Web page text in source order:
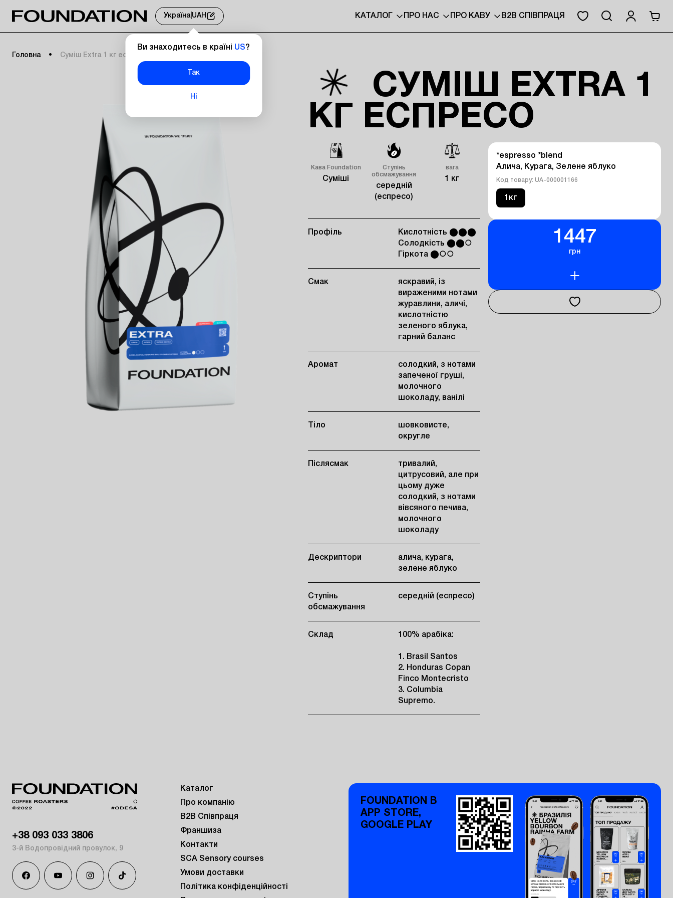
Україна| UAH
Ви знаходитесь в країні US?
Так
Ні
КАТАЛОГ ПРО НАС ПРО КАВУ B2B СПІВПРАЦЯ
Головна Суміш Extra 1 кг еспресо
СУМІШ EXTRA 1
КГ ЕСПРЕСО
*espresso *blend
Алича, Курага, Зелене яблуко
Код товару: UA-000001166
1кг
1447
грн
Кава Foundation
Суміші
Ступінь
обсмажування
середній
(еспресо)
вага
1 кг
Профіль
Кислотність ⬤⬤⬤
Солодкість ⬤⬤○
Гіркота ⬤○○
Смак
яскравий, із
вираженими нотами
журавлини, аличі,
кислотністю
зеленого яблука,
гарний баланс
Аромат
солодкий, з нотами
запеченої груші,
молочного
шоколаду, ванілі
Тіло
шовковисте,
округле
Післясмак
тривалий,
цитрусовий, але при
цьому дуже
солодкий, з нотами
вівсяного печива,
молочного
шоколаду
Дескриптори
алича, курага,
зелене яблуко
Ступінь
обсмажування
середній (еспресо)
Склад 100% арабіка:
1. Brasil Santos
2. Honduras Copan
Finco Montecristo
3. Columbia
Supremo.
+38 093 033 3806
3-й Водопровідний провулок, 9
Каталог
Про компанію
B2B Співпраця
Франшиза
Контакти
SCA Sensory courses
Умови доставки
Політика конфіденційності
FOUNDATION В
APP STORE,
GOOGLE PLAY